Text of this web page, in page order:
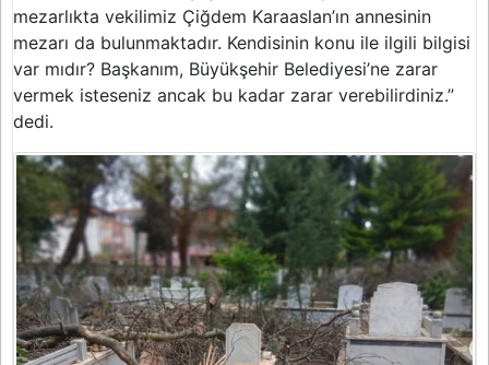
mezarlıkta vekilimiz Çiğdem Karaaslan’ın annesinin
mezarı da bulunmaktadır. Kendisinin konu ile ilgili bilgisi
var mıdır? Başkanım, Büyükşehir Belediyesi’ne zarar
vermek isteseniz ancak bu kadar zarar verebilirdiniz.”
dedi.